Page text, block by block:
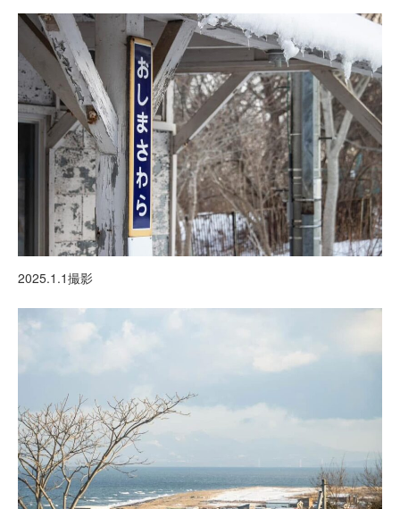
2025.1.1撮影